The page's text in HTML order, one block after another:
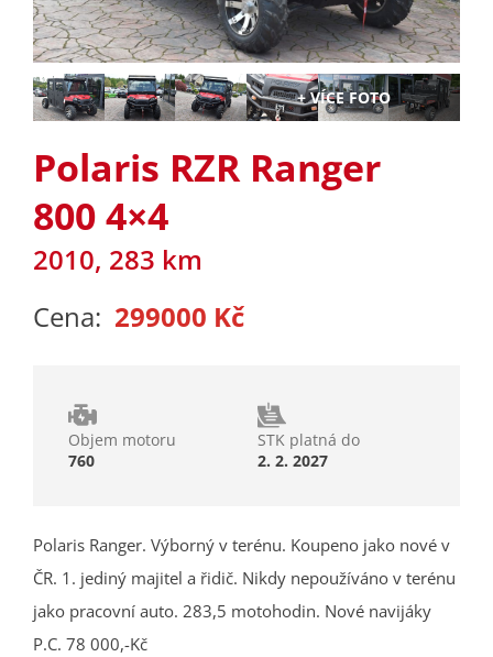
Polaris RZR Ranger
800 4×4
2010, 283 km
Cena: 299000 Kč
Objem motoru
760
STK platná do
2. 2. 2027
Polaris Ranger. Výborný v terénu. Koupeno jako nové v
ČR. 1. jediný majitel a řidič. Nikdy nepoužíváno v terénu
jako pracovní auto. 283,5 motohodin. Nové navijáky
P.C. 78 000,-Kč